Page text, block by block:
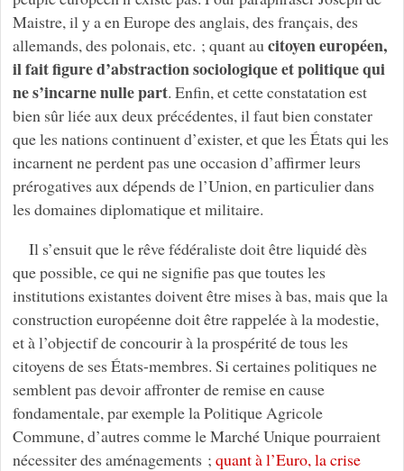
Maistre, il y a en Europe des anglais, des français, des
allemands, des polonais, etc. ; quant aucitoyen européen,
il fait figure d’abstraction sociologique et politique qui
ne s’incarne nulle part. Enfin, et cette constatation est
bien sûr liée aux deux précédentes, il faut bien constater
que les nations continuent d’exister, et que les États qui les
incarnent ne perdent pas une occasion d’affirmer leurs
prérogatives aux dépends de l’Union, en particulier dans
les domaines diplomatique et militaire.
Il s’ensuit que le rêve fédéraliste doit être liquidé dès
que possible, ce qui ne signifie pas que toutes les
institutions existantes doivent être mises à bas, mais que la
construction européenne doit être rappelée à la modestie,
et à l’objectif de concourir à la prospérité de tous les
citoyens de ses États-membres. Si certaines politiques ne
semblent pas devoir affronter de remise en cause
fondamentale, par exemple la Politique Agricole
Commune, d’autres comme le Marché Unique pourraient
nécessiter des aménagements ; quant à l’Euro, la crise